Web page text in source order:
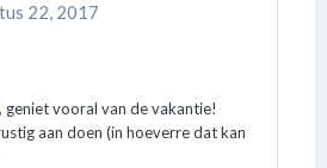
22, 2017
geniet vooral van de vakantie!
aan doen (in hoeverre dat kan